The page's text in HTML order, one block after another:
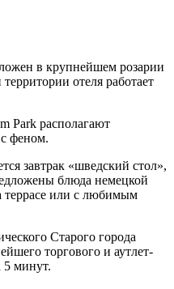
в крупнейшем розарии
отеля работает
Park располагают
феном.
завтрак «шведский стол»,
блюда немецкой
террасе или с любимым
Старого города
торгового и аутлет-
5 минут.